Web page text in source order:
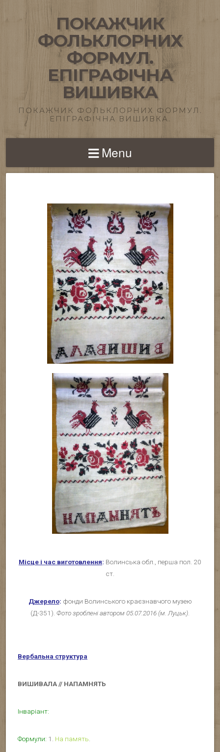
ПОКАЖЧИК
ФОЛЬКЛОРНИХ
ФОРМУЛ.
ЕПІГРАФІЧНА
ВИШИВКА
ПОКАЖЧИК ФОЛЬКЛОРНИХ ФОРМУЛ.
ЕПІГРАФІЧНА ВИШИВКА.
Menu
Місце і час виготовлення: Волинська обл., перша пол. 20
ст.
Джерело: фонди Волинського краєзнавчого музею
(Д-351). Фото зроблені автором 05.07.2016 (м. Луцьк)
Вербальна структура
ВИШИВАЛА // НАПАМНЯТЬ
Інваріант:
Формули: 1. На память